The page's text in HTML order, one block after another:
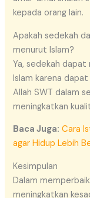
kepada orang lain.
Apakah sedekah
menurut Islam?
Ya, sedekah
Islam karena
Allah SWT dalam
meningkatkan
Baca Juga: Cara
agar Hidup Lebih
Kesimpulan
Dalam
meningkatkan